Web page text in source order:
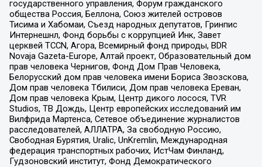
государственного управления, Форум гражданского
общества Россия, Беллона, Союз жителей островов
Тисима и Хабомаи, Съезд народных депутатов, Гринпис
Интернешнл, Фонд борьбы с коррупцией Инк, Завет
церквей TCCN, Агора, Всемирный фонд природы, BDR
Novaja Gazeta-Europe, Алтай проект, Образовательный дом
прав человека Чернигов, Фонд Дом Прав Человека,
Белорусский дом прав человека имени Бориса Звозскова,
Дом прав человека Тбилиси, Дом прав человека Ереван,
Дом прав человека Крым, Центр дикого лосося, TVR
Studios, ТВ Дождь, Центр европейских исследований им
Вилфрида Мартенса, Сетевое объединение журналистов
расследователей, АЛЛАТРА, За свободную Россию,
Свободная Бурятия, Uralic, UnKremlin, Международная
федерация транспортных рабочих, ИстЧам Финланд,
Гудзоновский институт, Фонд Демократического